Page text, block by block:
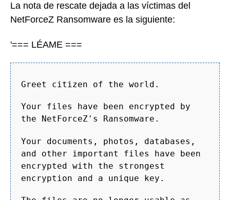
La nota de rescate dejada a las víctimas del
NetForceZ Ransomware es la siguiente:
'=== LÉAME ===
Greet citizen of the world.
Your files have been encrypted by
the NetForceZ's Ransomware.
Your documents, photos, databases,
and other important files have been
encrypted with the strongest
encryption and a unique key.